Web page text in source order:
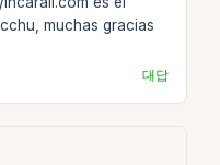
muchas gracias
대답